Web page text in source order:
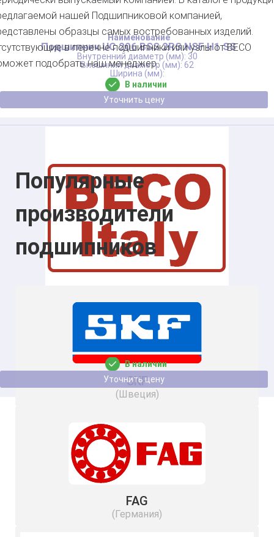
Подшипник UC 206 BSS 2RS NSF H1 SS
30
62
В наличии
Уточнить цену
Подшипник UC 205 BSS 2RS NSF H1 SS
В наличии
Уточнить цену
нашей Подшипниковой компанией,
образцы самых востребованных изделий.
в перечне подшипники или узлы от BECO
подобрать наш менеджер.
Популярные
производители
подшипников
SKF
(Швеция)
FAG
(Германия)